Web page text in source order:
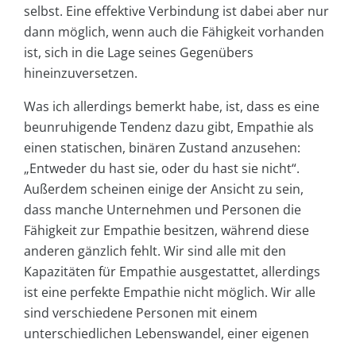
selbst. Eine effektive Verbindung ist dabei aber nur
dann möglich, wenn auch die Fähigkeit vorhanden
ist, sich in die Lage seines Gegenübers
hineinzuversetzen.
Was ich allerdings bemerkt habe, ist, dass es eine
beunruhigende Tendenz dazu gibt, Empathie als
einen statischen, binären Zustand anzusehen:
„Entweder du hast sie, oder du hast sie nicht“.
Außerdem scheinen einige der Ansicht zu sein,
dass manche Unternehmen und Personen die
Fähigkeit zur Empathie besitzen, während diese
anderen gänzlich fehlt. Wir sind alle mit den
Kapazitäten für Empathie ausgestattet, allerdings
ist eine perfekte Empathie nicht möglich. Wir alle
sind verschiedene Personen mit einem
unterschiedlichen Lebenswandel, einer eigenen